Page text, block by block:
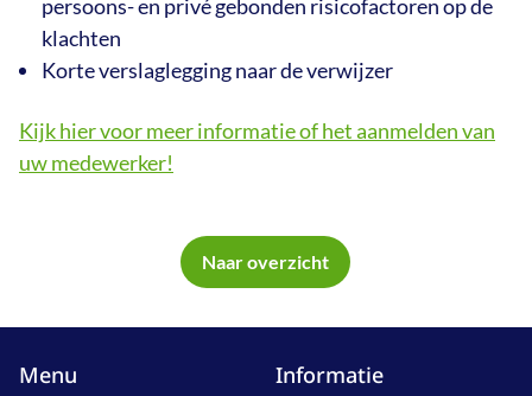
persoons- en privé gebonden risicofactoren op de
klachten
Korte verslaglegging naar de verwijzer
Kijk hier voor meer informatie of het aanmelden van
uw medewerker!
Naar overzicht
Menu Informatie